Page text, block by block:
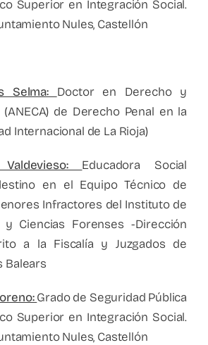
Superior en Integración Social.
Nules, Castellón
Selma: Doctor en Derecho y
de Derecho Penal en la
Internacional de La Rioja)
Educadora Social
en el Equipo Técnico de
Infractores del Instituto de
y Ciencias Forenses -Dirección
a la Fiscalía y Juzgados de
Balears
Grado de Seguridad Pública
Superior en Integración Social.
Nules, Castellón